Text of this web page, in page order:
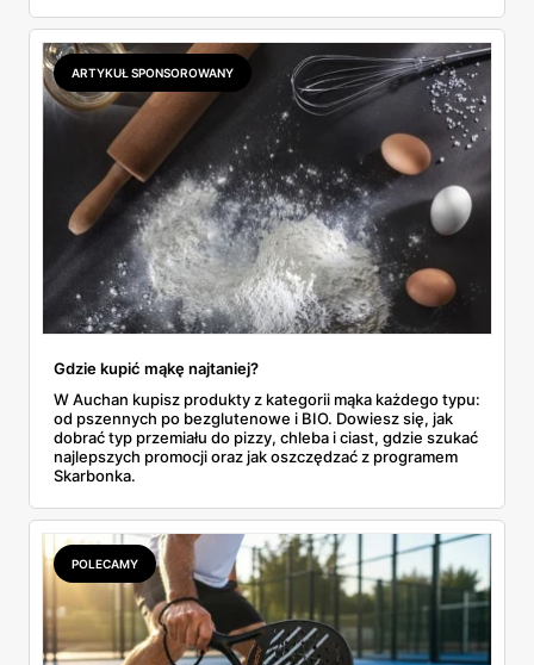
2,99 zł za kilogram, ale wyłącznie w sobotę z aplikacją. Aldi
odpowiada masłem za 2,99 zł. Werdykt w skrócie:
najwięcej wyciśniesz z Biedronki, po świeże warzywa jedź
do Aldi.
ARTYKUŁ SPONSOROWANY
Gdzie kupić mąkę najtaniej?
W Auchan kupisz produkty z kategorii mąka każdego typu:
od pszennych po bezglutenowe i BIO. Dowiesz się, jak
dobrać typ przemiału do pizzy, chleba i ciast, gdzie szukać
najlepszych promocji oraz jak oszczędzać z programem
Skarbonka.
POLECAMY